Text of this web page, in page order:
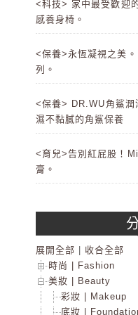
<科技> 家中最受歡迎
感養身椅。
<保養>永恆凝視之美
列。
<保養> DR.WU角鯊潤
濕不黏膩的角鯊保養
<育兒>告別紅屁股！
膏。
展開全部
收合全部
時尚 | Fashion
美妝 | Beauty
彩妝 | Makeup
底妝 |